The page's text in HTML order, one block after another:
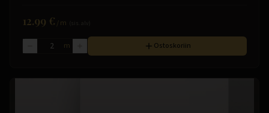
12.99 € /m
m Ostoskoriin